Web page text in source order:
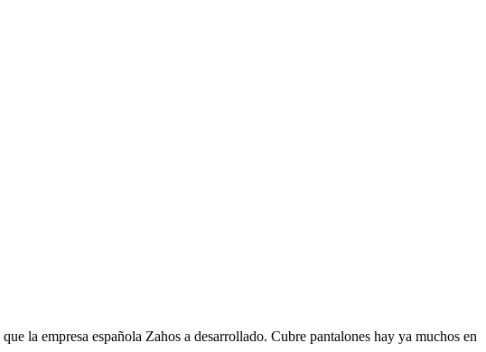
la empresa española Zahos a desarrollado. Cubre pantalones hay ya muchos en